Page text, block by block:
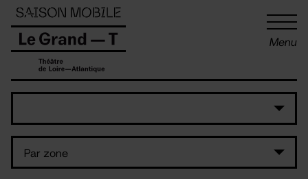
Menu
Panneau de gestion des cookies